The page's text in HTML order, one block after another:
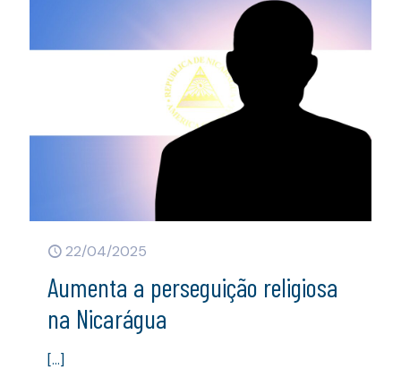
22/04/2025
Aumenta a perseguição religiosa
na Nicarágua
[…]